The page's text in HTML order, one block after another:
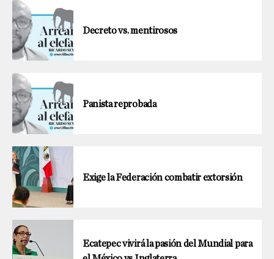
Decreto vs. mentirosos
Panista reprobada
Exige la Federación combatir extorsión
Ecatepec vivirá la pasión del Mundial para